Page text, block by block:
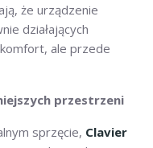
że urządzenie
działających
ale przede
przestrzeni
sprzęcie, Clavier